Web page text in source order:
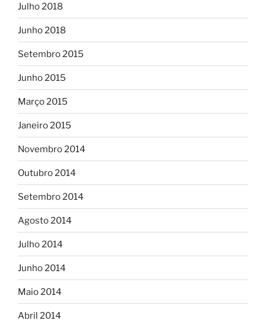
Julho 2018
Junho 2018
Setembro 2015
Junho 2015
Março 2015
Janeiro 2015
Novembro 2014
Outubro 2014
Setembro 2014
Agosto 2014
Julho 2014
Junho 2014
Maio 2014
Abril 2014